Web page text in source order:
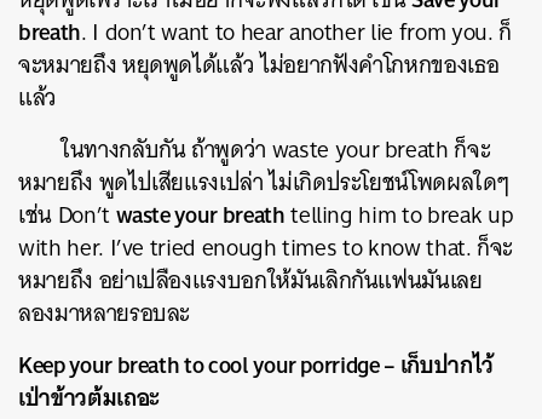
breath. I don’t want to hear another lie from you. ก็
จะหมายถึง หยุดพูดได้แล้ว ไม่อยากฟังคำโกหกของเธอ
แล้ว
ในทางกลับกัน ถ้าพูดว่า waste your breath ก็จะ
หมายถึง พูดไปเสียแรงเปล่า ไม่เกิดประโยชน์โพดผลใดๆ
เช่น Don’twaste your breathtelling him to break up
with her. I’ve tried enough times to know that. ก็จะ
หมายถึง อย่าเปลืองแรงบอกให้มันเลิกกันแฟนมันเลย
ลองมาหลายรอบละ
Keep your breath to cool your porridge – เก็บปากไว้
เป่าข้าวต้มเถอะ
ค้นหา
SHARE